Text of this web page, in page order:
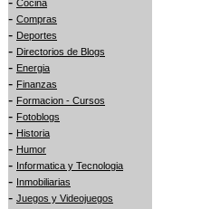
Cocina
- Compras
- Deportes
- Directorios de Blogs
- Energia
- Finanzas
- Formacion - Cursos
- Fotoblogs
- Historia
- Humor
- Informatica y Tecnologia
- Inmobiliarias
- Juegos y Videojuegos